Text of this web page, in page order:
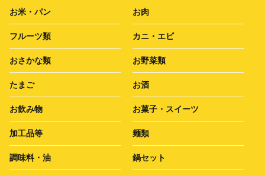
お米・パン お肉
フルーツ類 カニ・エビ
おさかな類 お野菜類
たまご お酒
お飲み物 お菓子・スイーツ
加工品等 麺類
調味料・油 鍋セット